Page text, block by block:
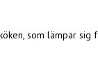
som lämpar sig